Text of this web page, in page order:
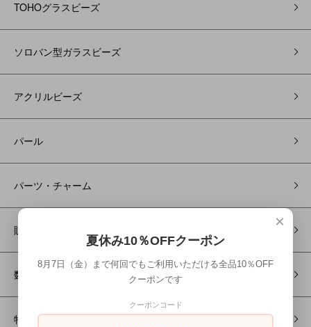
TOHOグラスビーズ
ソロバン型ガラスビーズ
アクリルビーズ
パール
パーツ・チャーム
販売終了予定商品
数量限定ビーズキット
特別セット
×
夏休み10％OFFクーポン
8月7日（金）まで何回でもご利用いただける全品10％OFF
クーポンです
クーポンコード